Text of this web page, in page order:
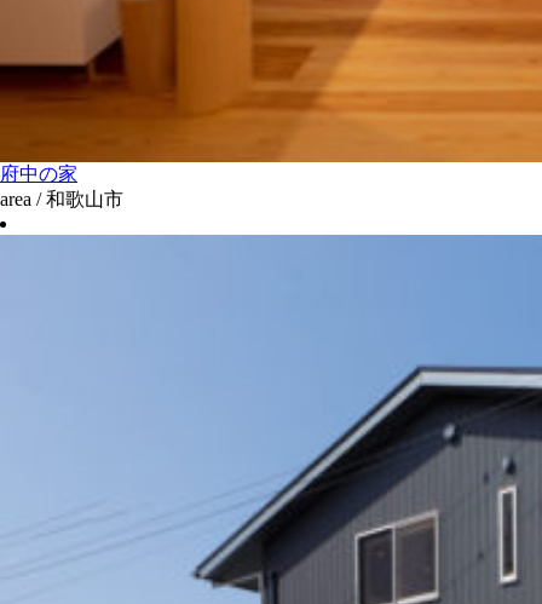
府中の家
area / 和歌山市